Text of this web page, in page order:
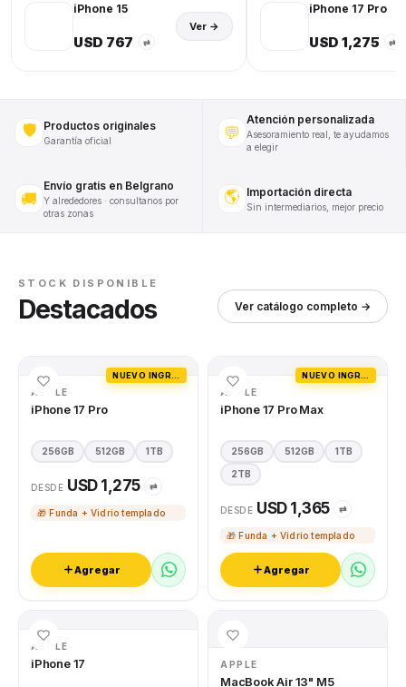
iPhone 15
USD 767 ⇄
Ver →
iPhone 17 Pro
USD 1,275 ⇄
🛡️ Productos originales
Garantía oficial 💬
Atención personalizada
Asesoramiento real, te ayudamos
a elegir
🚚
Envío gratis en Belgrano
Y alrededores · consultanos por
otras zonas
🌎 Importación directa
Sin intermediarios, mejor precio
STOCK DISPONIBLE
Destacados Ver catálogo completo →
APPLE
iPhone 17 Pro
256GB 512GB 1TB
DESDE USD 1,275 ⇄
🎁 Funda + Vidrio templado
Agregar
APPLE
iPhone 17 Pro Max
256GB 512GB 1TB
2TB
DESDE USD 1,365 ⇄
🎁 Funda + Vidrio templado
Agregar
APPLE
iPhone 17 APPLE
MacBook Air 13" M5